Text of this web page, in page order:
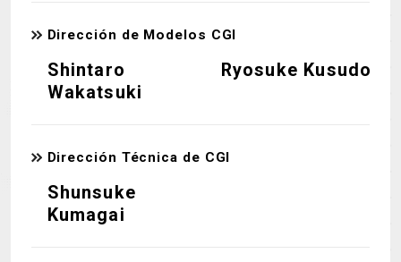
Dirección de Modelos CGI
Shintaro
Wakatsuki
Ryosuke Kusudo
Dirección Técnica de CGI
Shunsuke
Kumagai